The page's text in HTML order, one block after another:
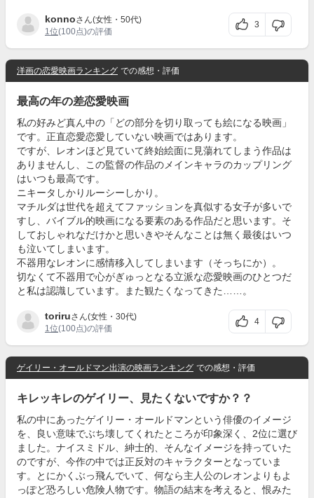
konnoさん(女性・50代)
1位(100点)の評価
3
洋画の恋愛映画ランキング での感想・評価
最高の年の差恋愛映画
私の好みど真ん中の「どの部分を切り取っても絵になる映画」
です。正直恋愛恋愛していない映画ではあります。
ですが、レオンほど見ていて終始絵面に見蕩れてしまう作品は
ありませんし、この監督の作品のメインキャラのカップリング
はいつも最高です。
ニキータしかりルーシーしかり。
マチルダは世代を超えてファッションを真似する女子が多いで
すし、バイブル的映画になる要素のある作品だと思います。そ
しておしゃれなだけかと思いきやそんなことは無く最後はいつ
も泣いてしまいます。
不器用なレオンに感情移入してしまいます（そっちにか）。
切なくて不器用で心がぎゅっとなる立派な恋愛映画のひとつだ
と私は認識しています。また観たくなってきた……。
toriruさん(女性・30代)
1位(100点)の評価
4
ゲイリー・オールドマン出演の映画ランキング での感想・評価
キレッキレのゲイリー、見たくないですか？？
私の中にあったゲイリー・オールドマンという俳優のイメージ
を、良い意味でぶち壊してくれたところが印象深く、2位に選び
ました。ナイスミドル、紳士的、そんなイメージを持っていた
のですが、今作の中では正反対のキャラクターとなっていま
す。とにかくぶっ飛んでいて、何なら主人公のレオンよりもよ
っぽど恐ろしい危険人物です。物語の結末を考えると、恨みた